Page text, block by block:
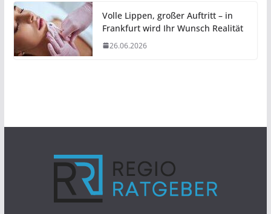
Volle Lippen, großer Auftritt – in
Frankfurt wird Ihr Wunsch Realität
26.06.2026